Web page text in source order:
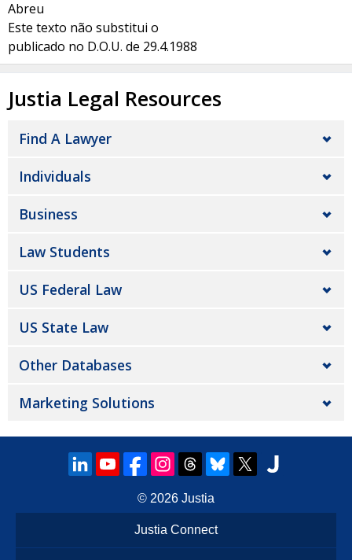
Abreu
Este texto não substitui o
publicado no D.O.U. de 29.4.1988
Justia Legal Resources
Find A Lawyer
Individuals
Business
Law Students
US Federal Law
US State Law
Other Databases
Marketing Solutions
© 2026 Justia
Justia Connect